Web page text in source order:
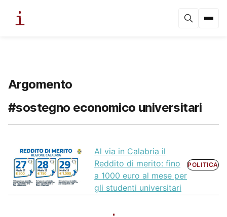
Argomento
#sostegno economico universitari
Al via in Calabria il
Reddito di merito: fino
a 1000 euro al mese per
gli studenti universitari
POLITICA